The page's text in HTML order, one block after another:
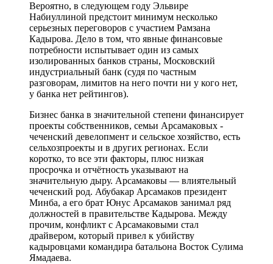
Вероятно, в следующем году Эльвире
Набиуллиной предстоит минимум несколько
серьезных переговоров с участием Рамзана
Кадырова. Дело в том, что явные финансовые
потребности испытывает один из самых
изолированных банков страны, Московский
индустриальный банк (судя по частным
разговорам, лимитов на него почти ни у кого нет,
у банка нет рейтингов).
Бизнес банка в значительной степени финансирует
проекты собственников, семьи Арсамаковых -
чеченский девелопмент и сельское хозяйство, есть
сельхозпроекты и в других регионах. Если
коротко, то все эти факторы, плюс низкая
просрочка и отчётность указывают на
значительную дыру. Арсамаковы — влиятельный
чеченский род. Абубакар Арсамаков президент
Минба, а его брат Юнус Арсамаков занимал ряд
должностей в правительстве Кадырова. Между
прочим, конфликт с Арсамаковыми стал
драйвером, который привел к убийству
кадыровцами командира батальона Восток Сулима
Ямадаева.